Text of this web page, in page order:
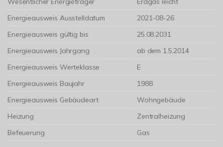
Energieausweis Ausstelldatum
2021-08-26
Energieausweis gültig bis
25.08.2031
Energieausweis Jahrgang
ab dem 1.5.2014
Energieausweis Werteklasse
E
Energieausweis Baujahr
1988
Energieausweis Gebäudeart
Wohngebäude
Heizung
Zentralheizung
Befeuerung
Gas